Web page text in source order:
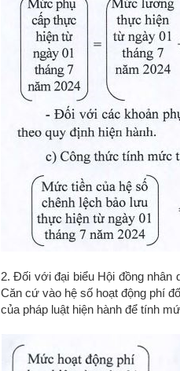
2. Đối với đại biểu Hội đồng nhân
Căn cứ vào hệ số hoạt động phí
của pháp luật hiện hành để tính